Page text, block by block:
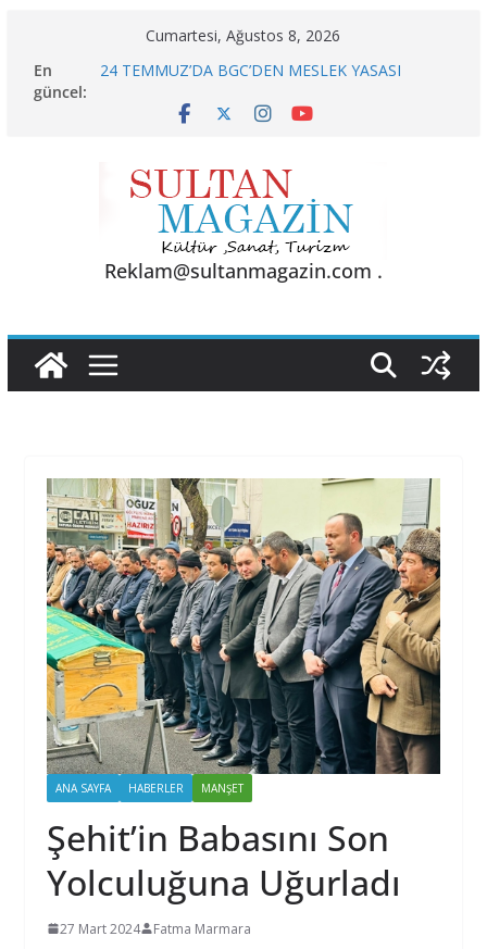
content
Cumartesi, Ağustos 8, 2026
En
güncel:
24 TEMMUZ’DA BGC’DEN MESLEK YASASI
KELİMELER YETMEZ
BU KALP
AKGÜL: “BOLU, KRİZLERLE DEĞİL HİZMETLE
YÖNETİLMEYİ HAK EDİYOR”
Reklam@sultanmagazin.com .
ANA SAYFA HABERLER MANŞET
Şehit’in Babasını Son
Yolculuğuna Uğurladı
27 Mart 2024 Fatma Marmara